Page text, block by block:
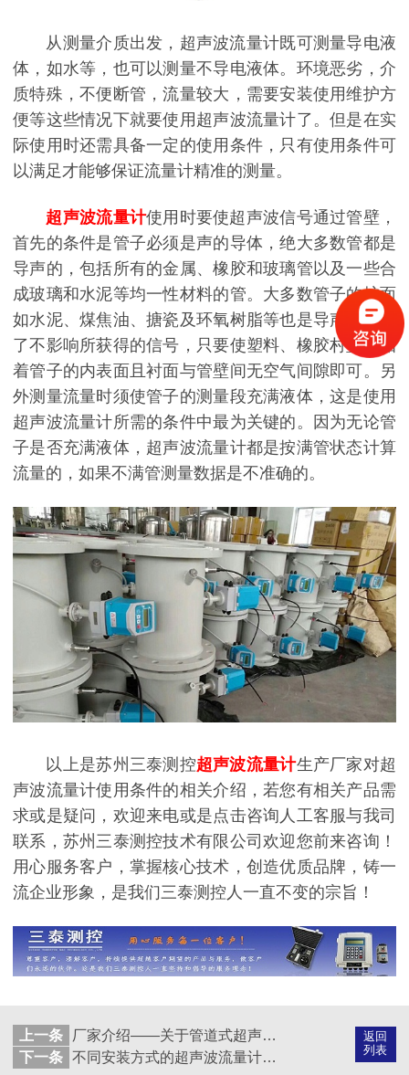
从测量介质出发，超声波流量计既可测量导电液
体，如水等，也可以测量不导电液体。环境恶劣，介
质特殊，不便断管，流量较大，需要安装使用维护方
便等这些情况下就要使用超声波流量计了。但是在实
际使用时还需具备一定的使用条件，只有使用条件可
以满足才能够保证流量计精准的测量。
超声波流量计使用时要使超声波信号通过管壁，
首先的条件是管子必须是声的导体，绝大多数管都是
导声的，包括所有的金属、橡胶和玻璃管以及一些合
成玻璃和水泥等均一性材料的管。大多数管子的护面
如水泥、煤焦油、搪瓷及环氧树脂等也是导声的，为
了不影响所获得的信号，只要使塑料、橡胶村垫紧贴
着管子的内表面且衬面与管壁间无空气间隙即可。另
外测量流量时须使管子的测量段充满液体，这是使用
超声波流量计所需的条件中最为关键的。因为无论管
子是否充满液体，超声波流量计都是按满管状态计算
流量的，如果不满管测量数据是不准确的。
以上是苏州三泰测控超声波流量计生产厂家对超
声波流量计使用条件的相关介绍，若您有相关产品需
求或是疑问，欢迎来电或是点击咨询人工客服与我司
联系，苏州三泰测控技术有限公司欢迎您前来咨询！
用心服务客户，掌握核心技术，创造优质品牌，铸一
流企业形象，是我们三泰测控人一直不变的宗旨！
返回
列表
上一条
厂家介绍——关于管道式超声波流量计的具体使用优势！
下一条
不同安装方式的超声波流量计选型要点大合集！